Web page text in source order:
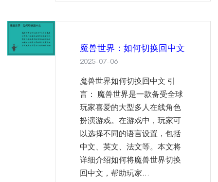
魔兽世界：如何切换回中文
2025-07-06
魔兽世界如何切换回中文 引
言： 魔兽世界是一款备受全球
玩家喜爱的大型多人在线角色
扮演游戏。在游戏中，玩家可
以选择不同的语言设置，包括
中文、英文、法文等。本文将
详细介绍如何将魔兽世界切换
回中文，帮助玩家...